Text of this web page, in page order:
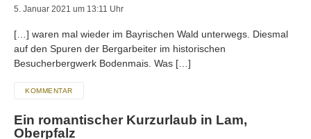
5. Januar 2021 um 13:11 Uhr
[…] waren mal wieder im Bayrischen Wald unterwegs. Diesmal
auf den Spuren der Bergarbeiter im historischen
Besucherbergwerk Bodenmais. Was […]
KOMMENTAR
Ein romantischer Kurzurlaub in Lam,
Oberpfalz